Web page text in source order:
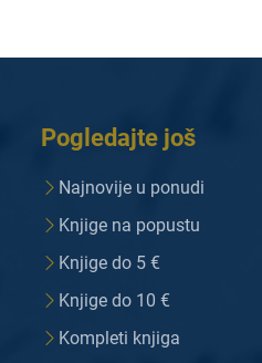
Pogledajte još
Najnovije u ponudi
Knjige na popustu
Knjige do 5 €
Knjige do 10 €
Kompleti knjiga